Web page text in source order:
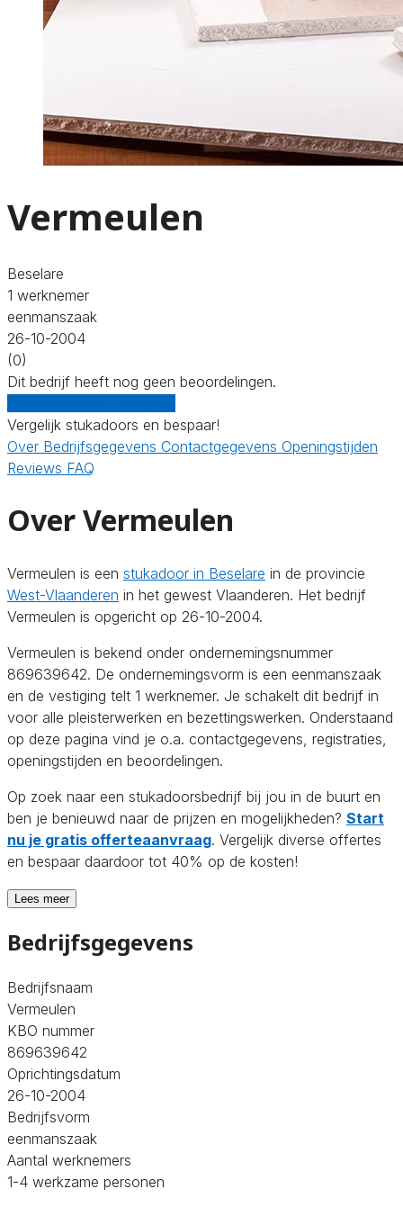
Vermeulen
Beselare
1 werknemer
eenmanszaak
26-10-2004
(0)
Dit bedrijf heeft nog geen beoordelingen.
Vergelijk stukadoors en bespaar!
Over Bedrijfsgegevens Contactgegevens Openingstijden
Reviews FAQ
Over Vermeulen
Vermeulen is een stukadoor in Beselare in de provincie
West-Vlaanderen in het gewest Vlaanderen. Het bedrijf
Vermeulen is opgericht op 26-10-2004.
Vermeulen is bekend onder ondernemingsnummer
869639642. De ondernemingsvorm is een eenmanszaak
en de vestiging telt 1 werknemer. Je schakelt dit bedrijf in
voor alle pleisterwerken en bezettingswerken. Onderstaand
op deze pagina vind je o.a. contactgegevens, registraties,
openingstijden en beoordelingen.
Op zoek naar een stukadoorsbedrijf bij jou in de buurt en
ben je benieuwd naar de prijzen en mogelijkheden? Start
nu je gratis offerteaanvraag. Vergelijk diverse offertes
en bespaar daardoor tot 40% op de kosten!
Lees meer
Bedrijfsgegevens
Bedrijfsnaam
Vermeulen
KBO nummer
869639642
Oprichtingsdatum
26-10-2004
Bedrijfsvorm
eenmanszaak
Aantal werknemers
1-4 werkzame personen